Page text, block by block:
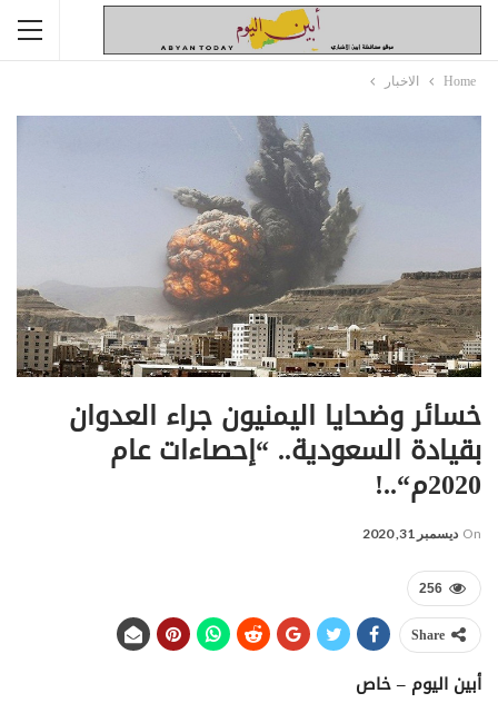
Home الاخبار
خسائر وضحايا اليمنيون جراء العدوان
بقيادة السعودية.. “إحصاءات عام
2020م“..!
On ديسمبر 31, 2020
256
Share
أبين اليوم – خاص